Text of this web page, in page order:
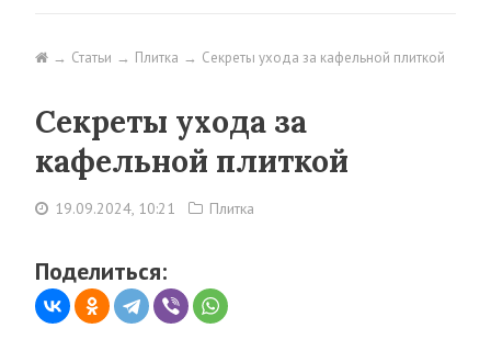
Статьи Плитка Секреты ухода за кафельной плиткой
Секреты ухода за
кафельной плиткой
19.09.2024, 10:21 Плитка
Поделиться: